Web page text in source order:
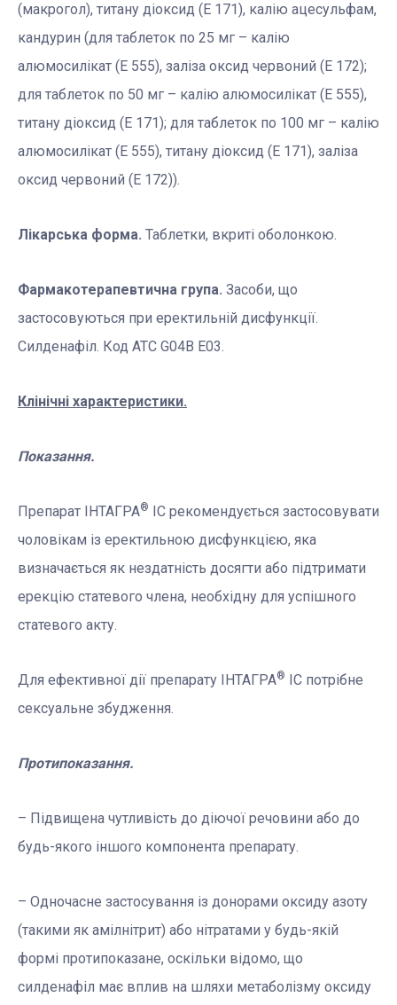
(макрогол), титану діоксид (Е 171), калію ацесульфам,
кандурин (для таблеток по 25 мг – калію
алюмосилікат (Е 555), заліза оксид червоний (Е 172);
для таблеток по 50 мг – калію алюмосилікат (Е 555),
титану діоксид (Е 171); для таблеток по 100 мг – калію
алюмосилікат (Е 555), титану діоксид (Е 171), заліза
оксид червоний (Е 172)).
Лікарська форма. Таблетки, вкриті оболонкою.
Фармакотерапевтична група. Засоби, що
застосовуються при еректильній дисфункції.
Силденафіл. Код АТC G04B E03.
Клінічні характеристики.
Показання.
Препарат ІНТАГРА® ІС рекомендується застосовувати
чоловікам із еректильною дисфункцією, яка
визначається як нездатність досягти або підтримати
ерекцію статевого члена, необхідну для успішного
статевого акту.
Для ефективної дії препарату ІНТАГРА® ІС потрібне
сексуальне збудження.
Протипоказання.
– Підвищена чутливість до діючої речовини або до
будь-якого іншого компонента препарату.
– Одночасне застосування із донорами оксиду азоту
(такими як амілнітрит) або нітратами у будь-якій
формі протипоказане, оскільки відомо, що
силденафіл має вплив на шляхи метаболізму оксиду